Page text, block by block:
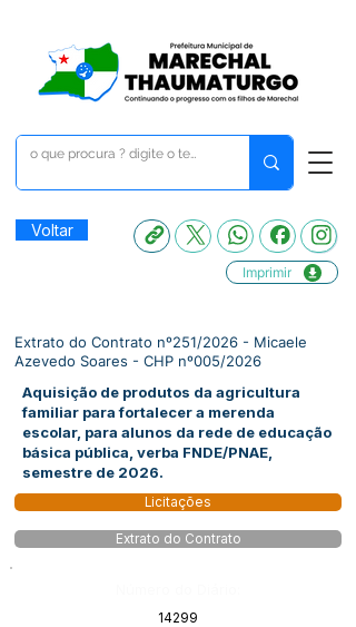
Voltar
Imprimir
Extrato do Contrato nº251/2026 - Micaele
Azevedo Soares - CHP nº005/2026
Aquisição de produtos da agricultura
familiar para fortalecer a merenda
escolar, para alunos da rede de educação
básica pública, verba FNDE/PNAE,
semestre de 2026.
Licitações
Extrato do Contrato
14299